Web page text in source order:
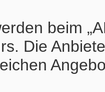
beim
Die